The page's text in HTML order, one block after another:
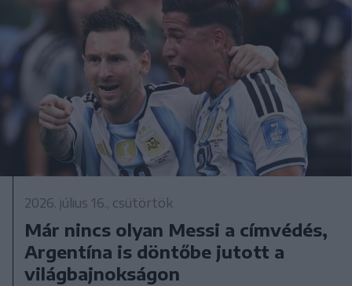
2026. július 16., csütörtök
Már nincs olyan Messi a címvédés,
Argentína is döntőbe jutott a
világbajnokságon